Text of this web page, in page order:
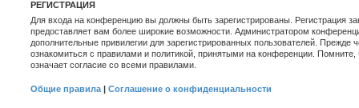
РЕГИСТРАЦИЯ
Для входа на конференцию вы должны быть зарегистрированы. Регистрация
предоставляет вам более широкие возможности. Администратором
дополнительные привилегии для зарегистрированных пользователей. Прежде
ознакомиться с правилами и политикой, принятыми на конференции.
означает согласие со всеми правилами.
Общие правила | Соглашение о конфиденциальности